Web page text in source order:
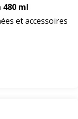
ml
et accessoires